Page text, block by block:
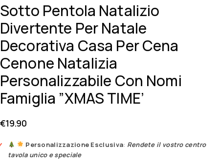
Sotto Pentola Natalizio
Divertente Per Natale
Decorativa Casa Per Cena
Cenone Natalizia
Personalizzabile Con Nomi
Famiglia ”XMAS TIME’
€19.90
Personalizzazione Esclusiva: Rendete il vostro centro
tavola unico e speciale